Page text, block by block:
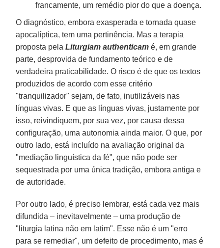
francamente, um remédio pior do que a doença.
O diagnóstico, embora exasperada e tornada quase
apocalíptica, tem uma pertinência. Mas a terapia
proposta pelaLiturgiam authenticam é, em grande
parte, desprovida de fundamento teórico e de
verdadeira praticabilidade. O risco é de que os textos
produzidos de acordo com esse critério
"tranquilizador" sejam, de fato, inutilizáveis nas
línguas vivas. E que as línguas vivas, justamente por
isso, reivindiquem, por sua vez, por causa dessa
configuração, uma autonomia ainda maior. O que, por
outro lado, está incluído na avaliação original da
"mediação linguística da fé", que não pode ser
sequestrada por uma única tradição, embora antiga e
de autoridade.
Por outro lado, é preciso lembrar, está cada vez mais
difundida – inevitavelmente – uma produção de
"liturgia latina não em latim". Esse não é um "erro
para se remediar", um defeito de procedimento, mas é